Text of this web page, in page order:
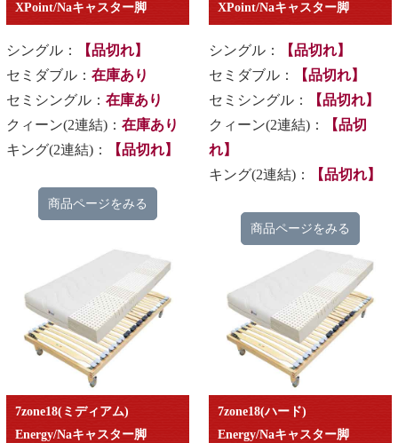
XPoint/Naキャスター脚
シングル：
【品切れ】
セミダブル： 在庫あり
セミシングル： 在庫あり
クィーン(2連結)： 在庫あり
キング(2連結)：
【品切れ】
商品ページをみる
XPoint/Naキャスター脚
シングル：
【品切れ】
セミダブル：
【品切れ】
セミシングル：
【品切れ】
クィーン(2連結)：
【品切
れ】
キング(2連結)：
【品切れ】
商品ページをみる
7zone18(ミディアム)
Energy/Naキャスター脚
7zone18(ハード)
Energy/Naキャスター脚